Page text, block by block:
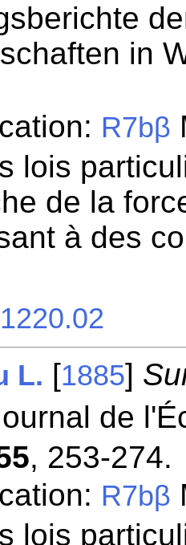
in
R7bβ
lois
de la
à des
L. [1885]
de
, 253-274.
R7bβ
lois